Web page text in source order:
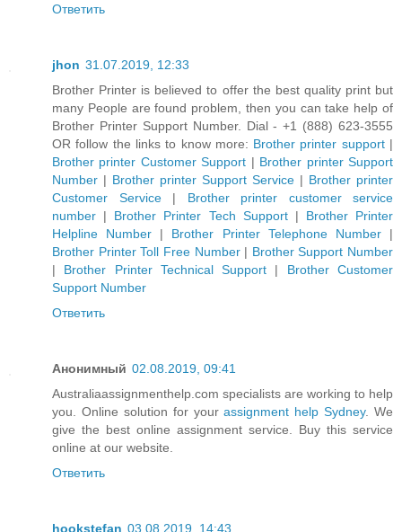
Ответить
jhon 31.07.2019, 12:33
Brother Printer is believed to offer the best quality print but
many People are found problem, then you can take help of
Brother Printer Support Number. Dial - +1 (888) 623-3555
OR follow the links to know more: Brother printer support|
Brother printer Customer Support | Brother printer Support
Number | Brother printer Support Service | Brother printer
Customer Service| Brother printer customer service
number | Brother Printer Tech Support| Brother Printer
Helpline Number | Brother Printer Telephone Number|
Brother Printer Toll Free Number| Brother Support Number
| Brother Printer Technical Support | Brother Customer
Support Number
Ответить
Анонимный 02.08.2019, 09:41
Australiaassignmenthelp.com specialists are working to help
you. Online solution for yourassignment help Sydney. We
give the best online assignment service. Buy this service
online at our website.
Ответить
hookstefan 03.08.2019, 14:43